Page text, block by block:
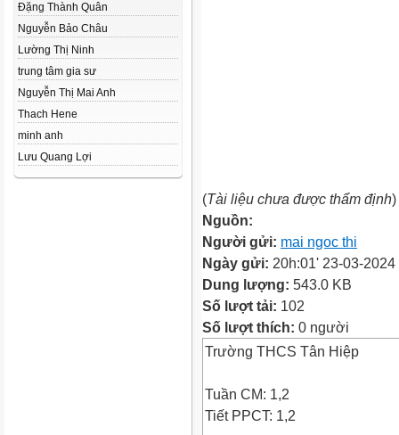
Đặng Thành Quân
Nguyễn Bảo Châu
Lường Thị Ninh
trung tâm gia sư
Nguyễn Thị Mai Anh
Thach Hene
minh anh
Lưu Quang Lợi
(Tài liệu chưa được thẩm định)
Nguồn:
Người gửi: mai ngoc thi
Ngày gửi: 20h:01' 23-03-2024
Dung lượng: 543.0 KB
Số lượt tải: 102
Số lượt thích: 0 người
Trường THCS Tân Hiệp
Tuần CM: 1,2
Tiết PPCT: 1,2